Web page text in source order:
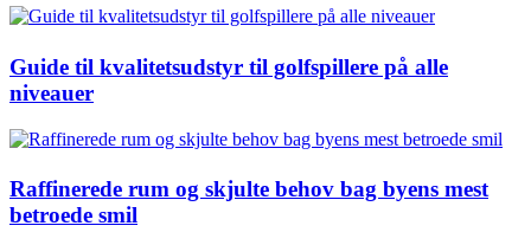
Guide til kvalitetsudstyr til golfspillere på alle
niveauer
Raffinerede rum og skjulte behov bag byens mest
betroede smil